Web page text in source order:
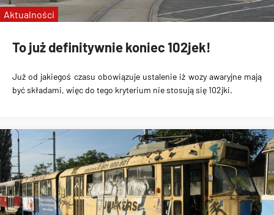
To już definitywnie koniec 102jek!
Już od jakiegoś czasu obowiązuje ustalenie iż wozy awaryjne mają
być składami, więc do tego kryterium nie stosują się 102jki.
Aktualności